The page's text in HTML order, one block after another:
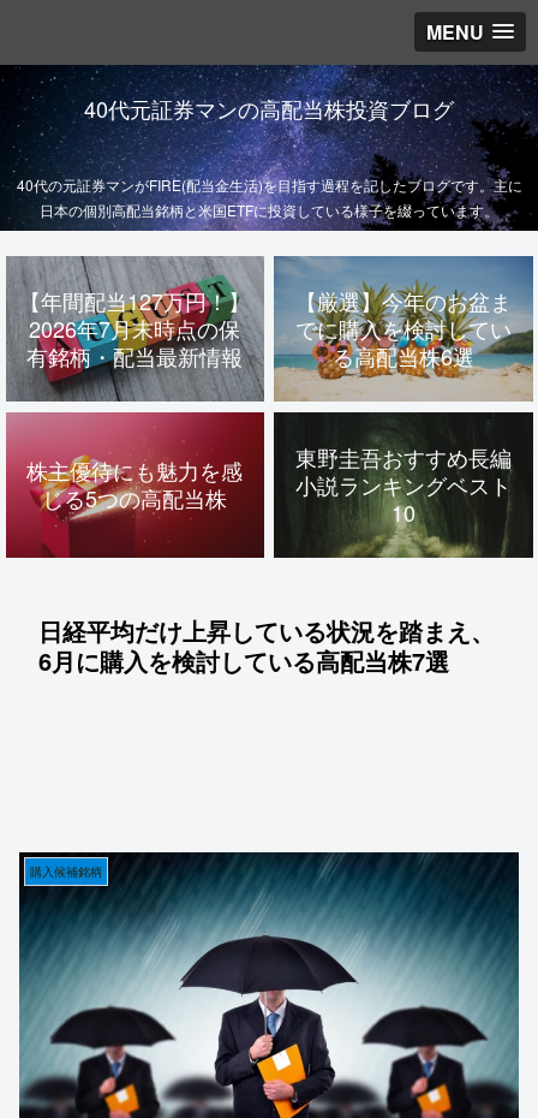
MENU
40代元証券マンの高配当株投資ブログ
40代の元証券マンがFIRE(配当金生活)を目指す過程を記したブログです。主に
日本の個別高配当銘柄と米国ETFに投資している様子を綴っています。
【年間配当127万円！】
2026年7月末時点の保
有銘柄・配当最新情報
【厳選】今年のお盆ま
でに購入を検討してい
る高配当株6選
株主優待にも魅力を感
じる5つの高配当株
東野圭吾おすすめ長編
小説ランキングベスト
10
日経平均だけ上昇している状況を踏まえ、
6月に購入を検討している高配当株7選
購入候補銘柄